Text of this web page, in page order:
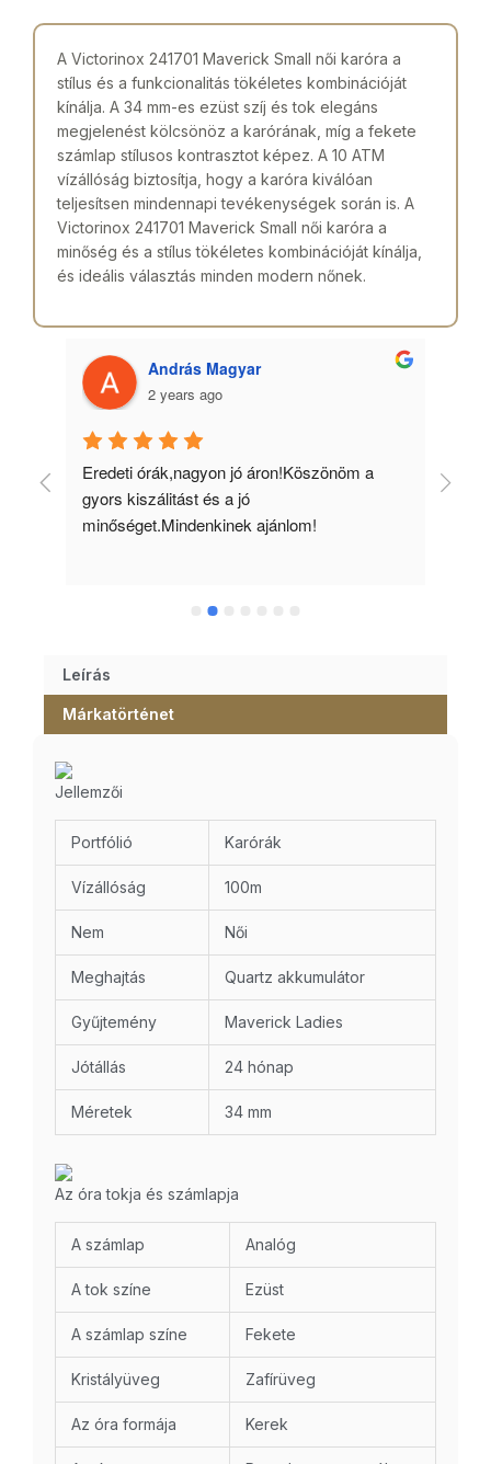
A Victorinox 241701 Maverick Small női karóra a
stílus és a funkcionalitás tökéletes kombinációját
kínálja. A 34 mm-es ezüst szíj és tok elegáns
megjelenést kölcsönöz a karórának, míg a fekete
számlap stílusos kontrasztot képez. A 10 ATM
vízállóság biztosítja, hogy a karóra kiválóan
teljesítsen mindennapi tevékenységek során is. A
Victorinox 241701 Maverick Small női karóra a
minőség és a stílus tökéletes kombinációját kínálja,
és ideális választás minden modern nőnek.
András Magyar
2 years ago
Eredeti órák,nagyon jó áron!Köszönöm a
gyors kiszálitást és a jó
minőséget.Mindenkinek ajánlom!
Leírás
Márkatörténet
Jellemzői
Portfólió Karórák
Vízállóság 100m
Nem Női
Meghajtás Quartz akkumulátor
Gyűjtemény Maverick Ladies
Jótállás 24 hónap
Méretek 34 mm
Az óra tokja és számlapja
A számlap Analóg
A tok színe Ezüst
A számlap színe Fekete
Kristályüveg Zafírüveg
Az óra formája Kerek